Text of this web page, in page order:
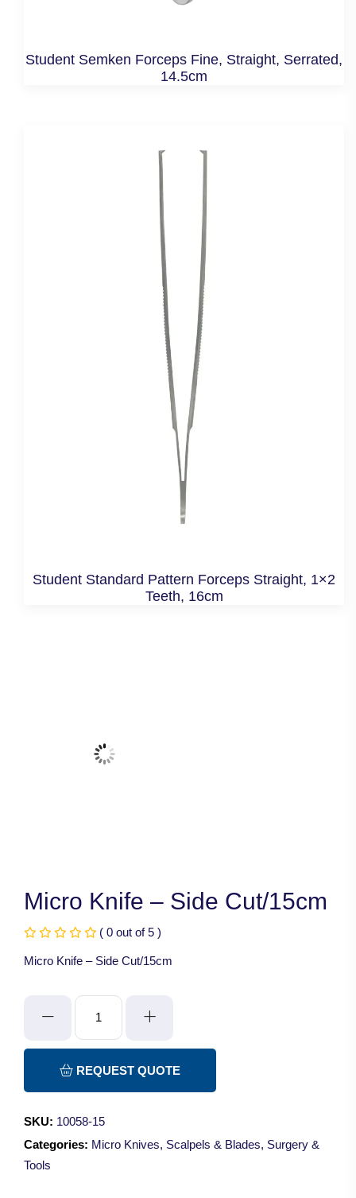
Student Semken Forceps Fine, Straight, Serrated,
14.5cm
Student Standard Pattern Forceps Straight, 1×2
Teeth, 16cm
Micro Knife – Side Cut/15cm
( 0 out of 5 )
Micro Knife – Side Cut/15cm
-
Cut/15cm
REQUEST QUOTE
SKU: 10058-15
Categories: Micro Knives, Scalpels & Blades, Surgery &
Tools